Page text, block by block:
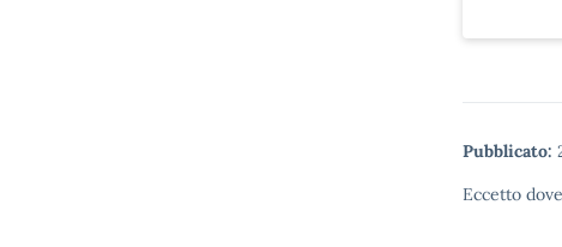
Pubblicato:
Eccetto